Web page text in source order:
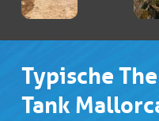
Typische
Tank